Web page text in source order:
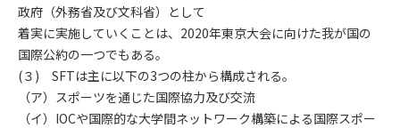
政府（外務省及び文科省）として
着実に実施していくことは、2020年東京大会に向けた我が国の
国際公約の一つでもある。
(３) SFTは主に以下の3つの柱から構成される。
（ア）スポーツを通じた国際協力及び交流
（イ）IOCや国際的な大学間ネットワーク構築による国際スポー